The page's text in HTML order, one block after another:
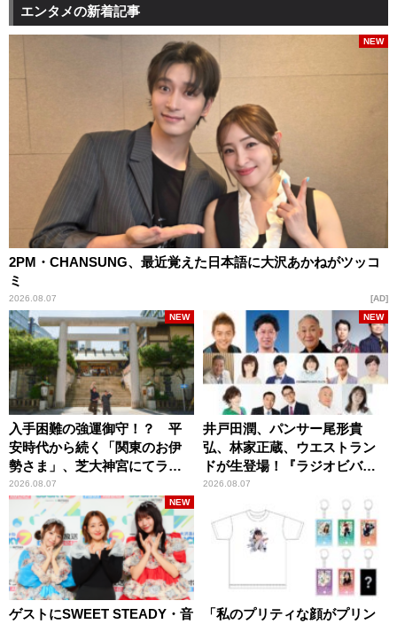
エンタメの新着記事
2PM・CHANSUNG、最近覚えた日本語に大沢あかねがツッコ
ミ
2026.08.07
NEW
AD
入手困難の強運御守！？ 平
安時代から続く「関東のお伊
勢さま」、芝大神宮にてラン
パンプスが合格祈願！
2026.08.07
NEW
井戸田潤、パンサー尾形貴
弘、林家正蔵、ウエストラン
ドが生登場！『ラジオビバリ
ー昼ズ』
2026.08.07
NEW
ゲストにSWEET STEADY・音
NEW
「私のプリティな顔がプリン